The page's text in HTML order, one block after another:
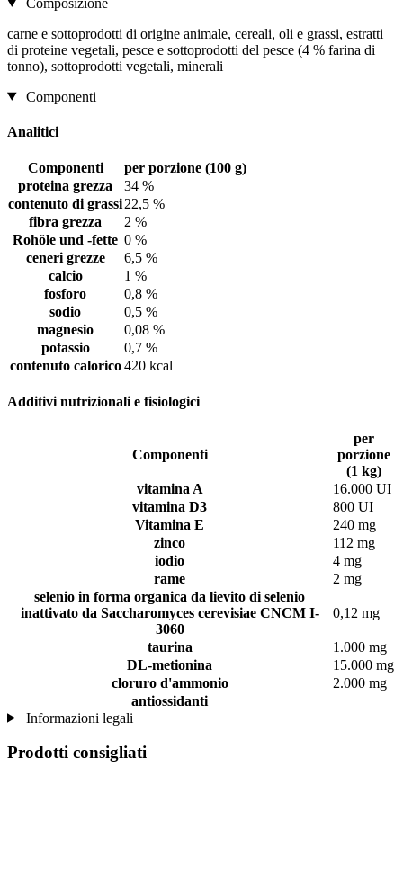
carne e sottoprodotti di origine animale, cereali, oli e grassi, estratti
di proteine ​​vegetali, pesce e sottoprodotti del pesce (4 % farina di
tonno), sottoprodotti vegetali, minerali
Componenti
Analitici
Componenti
per porzione (100 g)
proteina grezza
34 %
contenuto di grassi22,5 %
fibra grezza
2 %
Rohöle und -fette 0 %
ceneri grezze
6,5 %
calcio
1 %
fosforo
0,8 %
sodio
0,5 %
magnesio
0,08 %
potassio
0,7 %
contenuto calorico 420 kcal
Additivi nutrizionali e fisiologici
Componenti
per
porzione
(1 kg)
vitamina A
16.000 UI
vitamina D3
800 UI
Vitamina E
240 mg
zinco
112 mg
iodio
4 mg
rame
2 mg
selenio in forma organica da lievito di selenio
inattivato da Saccharomyces cerevisiae CNCM I-
3060
0,12 mg
taurina
1.000 mg
DL-metionina
15.000 mg
cloruro d'ammonio
2.000 mg
antiossidanti
Informazioni legali
Prodotti consigliati